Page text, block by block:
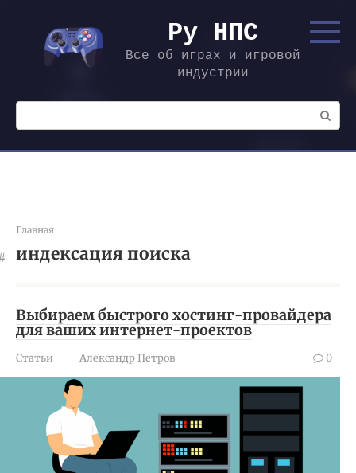
контенту
Ру НПС
Все об играх и игровой
индустрии
Поиск:
Главная
индексация поиска
Выбираем быстрого хостинг-провайдера
для ваших интернет-проектов
Статьи Александр Петров 0